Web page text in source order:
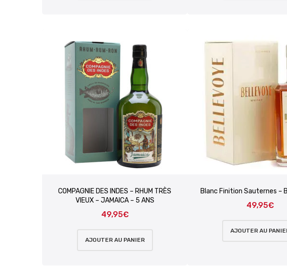
COMPAGNIE DES INDES – RHUM TRÈS
VIEUX – JAMAICA – 5 ANS
49,95€
AJOUTER AU PANIER
Blanc Finition Sauternes –
49,95€
AJOUTER AU